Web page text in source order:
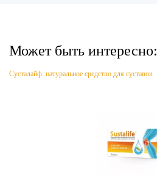
Может быть интересно:
Сусталайф: натуральное средство для суставов